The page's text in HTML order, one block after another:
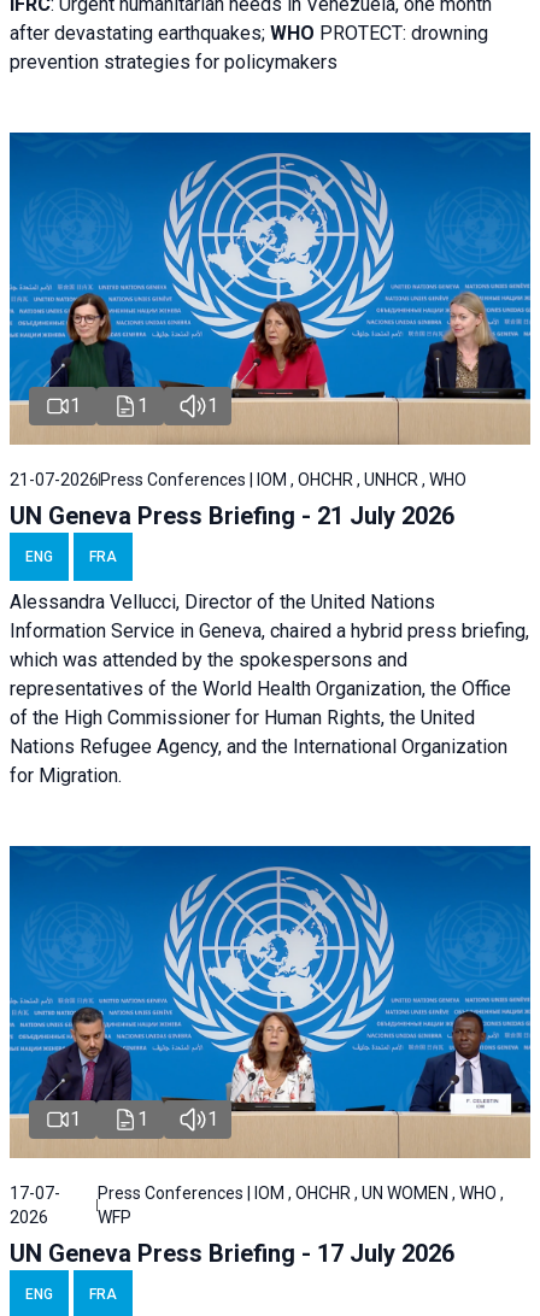
after devastating earthquakes; WHO PROTECT: drowning
prevention strategies for policymakers
1 1 1
21-07-2026 Press Conferences | IOM , OHCHR , UNHCR , WHO
UN Geneva Press Briefing - 21 July 2026
ENG FRA
Alessandra Vellucci, Director of the United Nations
Information Service in Geneva, chaired a hybrid press briefing,
which was attended by the spokespersons and
representatives of the World Health Organization, the Office
of the High Commissioner for Human Rights, the United
Nations Refugee Agency, and the International Organization
for Migration.
1 1 1
17-07-
2026
Press Conferences | IOM , OHCHR , UN WOMEN , WHO ,
WFP
UN Geneva Press Briefing - 17 July 2026
ENG FRA